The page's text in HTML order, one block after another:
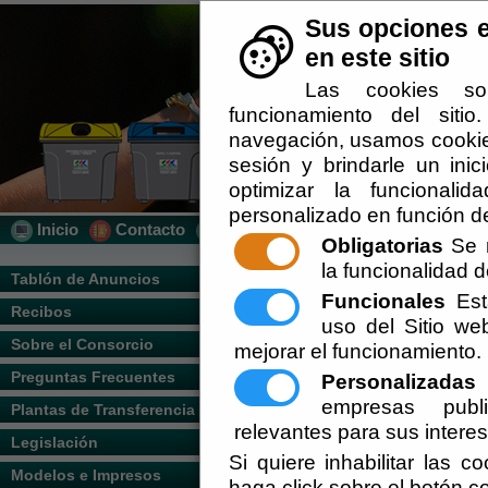
Sus opciones
en este sitio
Las cookies
funcionamiento del
navegación, usamos
sesión y brindarle un
optimizar la
personalizado en función
Obligatorias Se
la funcionalidad
Funcionales
uso del Sitio
mejorar el funcionamiento.
Personalizadas
empresas
relevantes para sus
Si quiere inhabilitar las
Inicio Contacto Localización
Tablón de Anuncios
Recibos
Sobre el Consorcio
Preguntas Frecuentes
Plantas de Transferencia
Legislación
Modelos e Impresos
Usted se encuentra aquí:Inicio //
Escuchar
PREGUNTAS
No tengo contenedores
Para ello deberá rellenar nuestra
identificando correctamente sus
Hay distintos tipos de